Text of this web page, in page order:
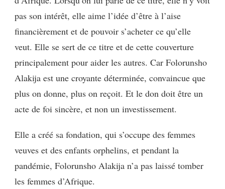
pas son intérêt, elle aime l’idée d’être à l’aise
financièrement et de pouvoir s’acheter ce qu’elle
veut. Elle se sert de ce titre et de cette couverture
principalement pour aider les autres. Car Folorunsho
Alakija est une croyante déterminée, convaincue que
plus on donne, plus on reçoit. Et le don doit être un
acte de foi sincère, et non un investissement.
Elle a créé sa fondation, qui s’occupe des femmes
veuves et des enfants orphelins, et pendant la
pandémie, Folorunsho Alakija n’a pas laissé tomber
les femmes d’Afrique.